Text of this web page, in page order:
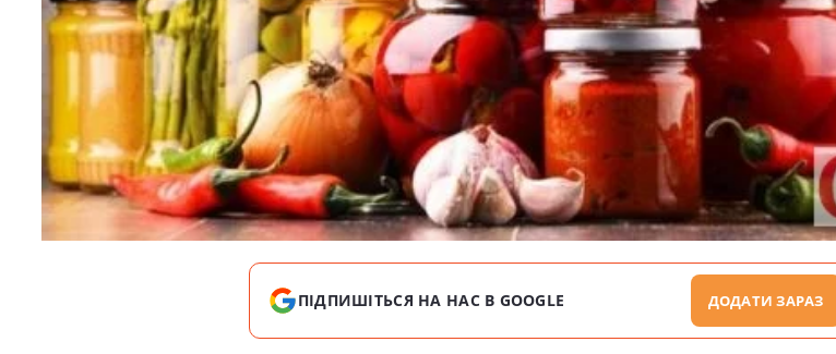
ПІДПИШІТЬСЯ НА НАС В GOOGLE ДОДАТИ ЗАРАЗ